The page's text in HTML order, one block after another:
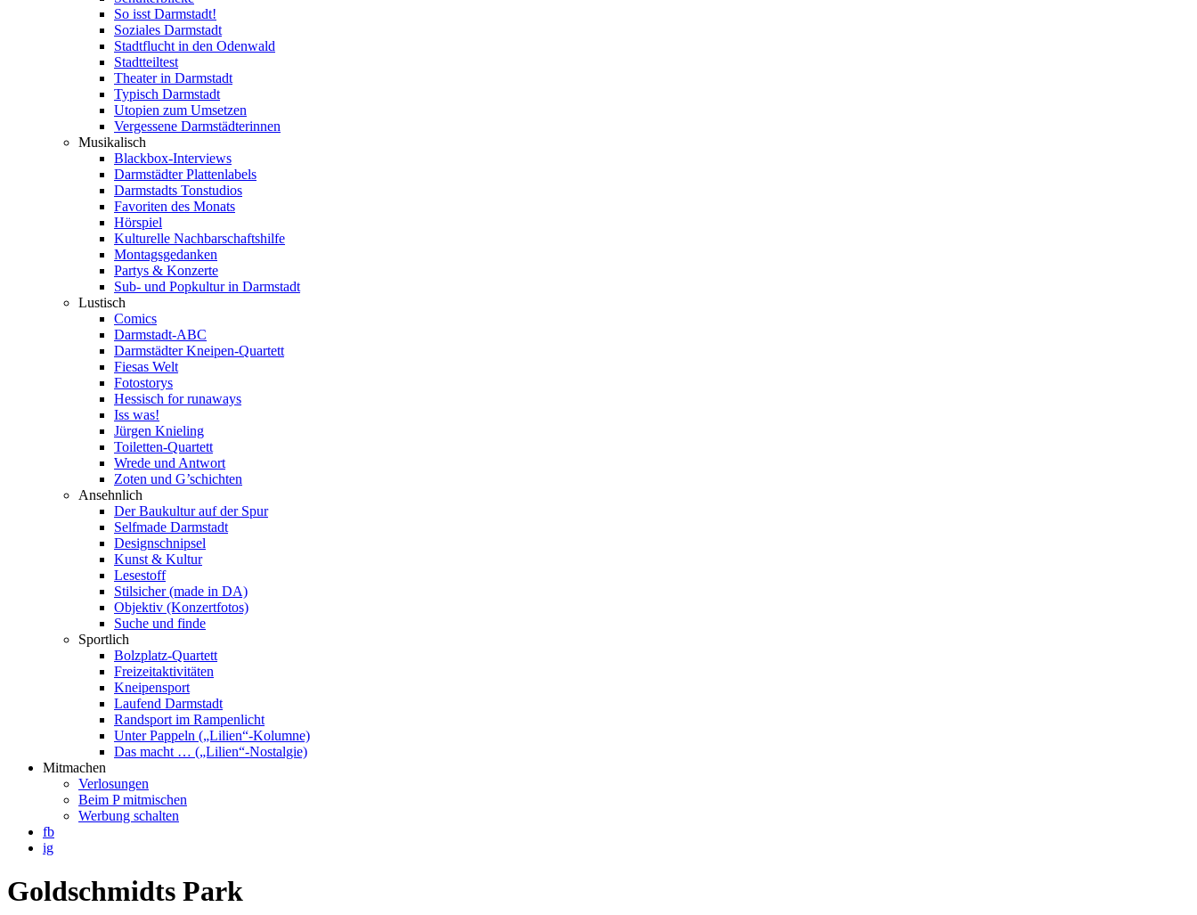
So isst Darmstadt!
Soziales Darmstadt
Stadtflucht in den Odenwald
Stadtteiltest
Theater in Darmstadt
Typisch Darmstadt
Utopien zum Umsetzen
Vergessene Darmstädterinnen
Musikalisch
Blackbox-Interviews
Darmstädter Plattenlabels
Darmstadts Tonstudios
Favoriten des Monats
Hörspiel
Kulturelle Nachbarschaftshilfe
Montagsgedanken
Partys & Konzerte
Sub- und Popkultur in Darmstadt
Lustisch
Comics
Darmstadt-ABC
Darmstädter Kneipen-Quartett
Fiesas Welt
Fotostorys
Hessisch for runaways
Iss was!
Jürgen Knieling
Toiletten-Quartett
Wrede und Antwort
Zoten und G’schichten
Ansehnlich
Der Baukultur auf der Spur
Selfmade Darmstadt
Designschnipsel
Kunst & Kultur
Lesestoff
Stilsicher (made in DA)
Objektiv (Konzertfotos)
Suche und finde
Sportlich
Bolzplatz-Quartett
Freizeitaktivitäten
Kneipensport
Laufend Darmstadt
Randsport im Rampenlicht
Unter Pappeln („Lilien“-Kolumne)
Das macht … („Lilien“-Nostalgie)
Mitmachen
Verlosungen
Beim P mitmischen
Werbung schalten
fb
ig
Goldschmidts Park